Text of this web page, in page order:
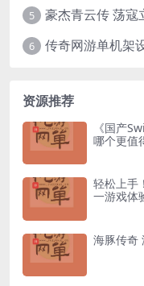
5 豪杰青云传 荡寇
6 传奇网游单机架
资源推荐
《国产
哪个更值
轻松上手
一游戏体
海豚传奇